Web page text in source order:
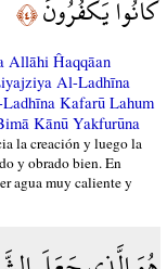
﴿٤﴾
Allāhi Ĥaqqāan
Al-Ladhīna
Kafarū Lahum
Kānū Yakfurūna
la creación y luego la
y obrado bien. En
agua muy caliente y